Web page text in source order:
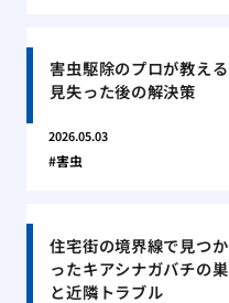
害虫駆除のプロが教える
見失った後の解決策
2026.05.03
害虫
住宅街の境界線で見つか
ったキアシナガバチの巣
と近隣トラブル